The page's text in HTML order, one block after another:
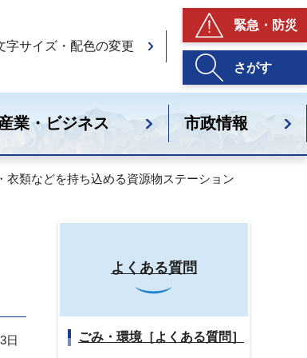
字サイズ・配色の変更
緊急・防災
さがす
業・ビジネス 市政情報
衣類などを持ち込める資源物ステーション
日
よくある質問
ごみ・環境［よくある質問］